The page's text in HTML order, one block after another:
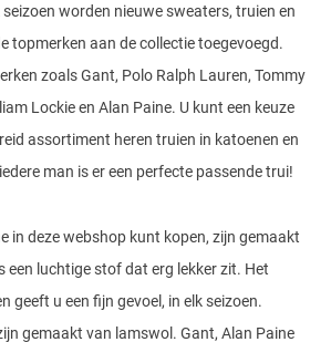
worden nieuwe sweaters, truien en
topmerken aan de collectie toegevoegd.
zoals Gant, Polo Ralph Lauren, Tommy
Lockie en Alan Paine. U kunt een keuze
assortiment heren truien in katoenen en
man is er een perfecte passende trui!
in deze webshop kunt kopen, zijn gemaakt
een luchtige stof dat erg lekker zit. Het
geeft u een fijn gevoel, in elk seizoen.
gemaakt van lamswol. Gant, Alan Paine